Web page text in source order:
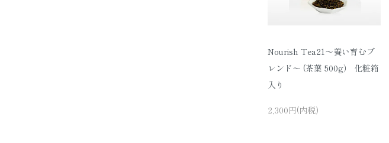
Nourish Tea21〜養い育むブ
レンド〜 (茶葉 500g） 化粧箱
入り
2,300円(内税)